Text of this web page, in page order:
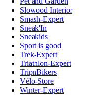
Slowood Interior
Smash-Expert
Sneak'In
Sneakids
Sport is good
Trek-Expert
Triathlon-Expert
TripnBikers
Vélo-Store
Winter-Expert